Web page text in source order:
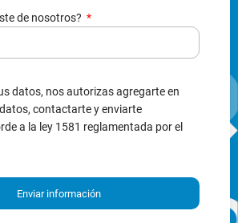
de nosotros?
datos, nos autorizas agregarte en
contactarte y enviarte
a la ley 1581 reglamentada por el
Enviar información